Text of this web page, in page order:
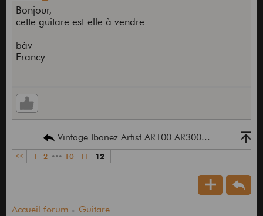
Bonjour,
cette guitare est-elle à vendre
bàv
Francy
Vintage Ibanez Artist AR100 AR300...
<< 1 2 ••• 10 11 12
Accueil forum Guitare